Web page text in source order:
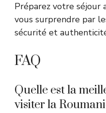
Préparez votre séjour
vous surprendre par
sécurité et
FAQ
Quelle est la
visiter la